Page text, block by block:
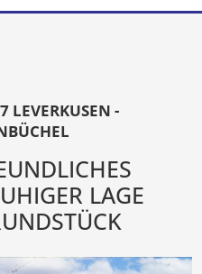
LEVERKUSEN -
LAGE